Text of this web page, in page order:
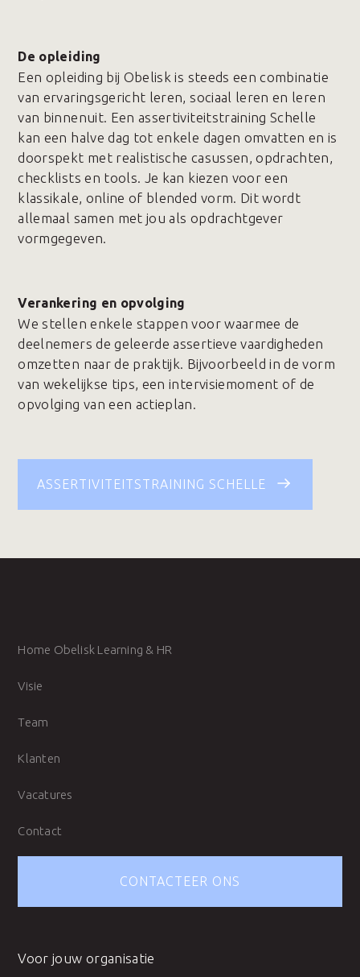
De opleiding
Een opleiding bij Obelisk is steeds een combinatie
van ervaringsgericht leren, sociaal leren en leren
van binnenuit. Een assertiviteitstraining Schelle
kan een halve dag tot enkele dagen omvatten en is
doorspekt met realistische casussen, opdrachten,
checklists en tools. Je kan kiezen voor een
klassikale, online of blended vorm. Dit wordt
allemaal samen met jou als opdrachtgever
vormgegeven.
Verankering en opvolging
We stellen enkele stappen voor waarmee de
deelnemers de geleerde assertieve vaardigheden
omzetten naar de praktijk. Bijvoorbeeld in de vorm
van wekelijkse tips, een intervisiemoment of de
opvolging van een actieplan.
ASSERTIVITEITSTRAINING SCHELLE
Home Obelisk Learning & HR
Visie
Team
Klanten
Vacatures
Contact
CONTACTEER ONS
Voor jouw organisatie